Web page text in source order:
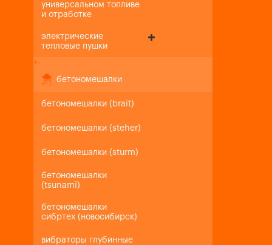
универсальном топливе
и отработке
электрические
тепловые пушки
+-
бетономешалки
бетономешалки (brait)
бетономешалки (steher)
бетономешалки (sturm)
бетономешалки
(tsunami)
бетономешалки
сибртех (новосибирск)
вибраторы глубинные